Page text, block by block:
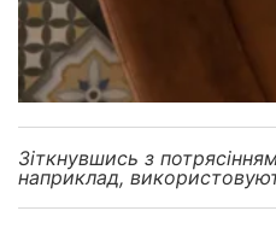
Зіткнувшись з
наприклад,